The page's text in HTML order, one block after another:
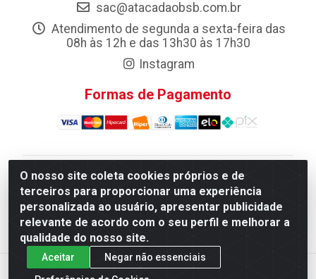
O nosso site coleta cookies próprios e de
terceiros para proporcionar uma experiência
personalizada ao usuário, apresentar publicidade
relevante de acordo com o seu perfil e melhorar a
qualidade do nosso site.
Aceitar
Negar não essenciais
sac@atacadaobsb.com.br
Atendimento de segunda a sexta-feira das
08h às 12h e das 13h30 às 17h30
Instagram
Formas de Pagamento
Atacadao da Limpeza F. Pereira Queiroz Comercio e
Distribuicao LTDA - Quadra Qi 10 Lotes 39 e, 41 - Setor
Industrial (Taguatinga), Brasília/DF - CEP 72.135-100 -
CNPJ 13.184.675/0001-80